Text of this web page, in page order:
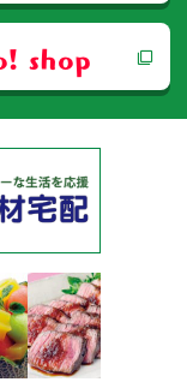
shop